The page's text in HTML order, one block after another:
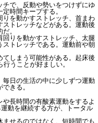
で、反動や勢いをつけずにゆ
時間キープする。
を動かすストレッチ、首まわ
トレッチなどがある。運動後
。
りを動かすストレッチ、太腿
ストレッチである。運動前や朝
しまう可能性がある。起床後
うことが好ましい。
日の生活の中に少しずつ運動
きる。
長時間の有酸素運動をするよ
動を継続する方が、トータル
せるのではなく、短時間でも